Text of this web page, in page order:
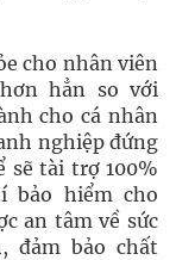
cho nhân viên
hẳn so với
cho cá nhân
nghiệp đứng
sẽ tài trợ 100%
bảo hiểm cho
an tâm về sức
đảm bảo chất